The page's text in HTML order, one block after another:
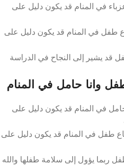
في المنام قد يكون دليل على
طفل في المنام قد يكون دليل على
قد يشير إلى النجاح في الدراسة
وانا حامل في المنام
في المنام قد يكون دليل على
طفل في المنام قد يكون دليل على
ربما يؤول إلى سلامة طفلها والله